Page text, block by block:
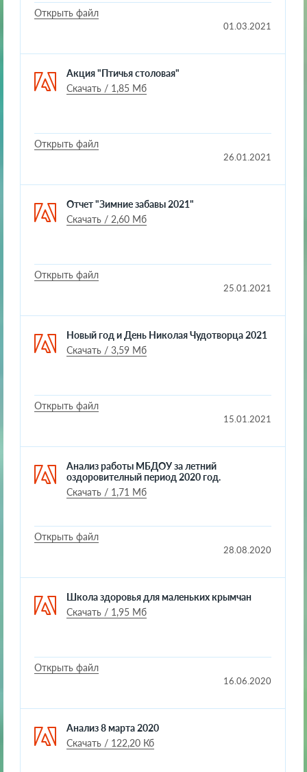
Открыть файл
01.03.2021
Акция "Птичья столовая"
Скачать / 1,85 Мб
Открыть файл
26.01.2021
Отчет "Зимние забавы 2021"
Скачать / 2,60 Мб
Открыть файл
25.01.2021
Новый год и День Николая Чудотворца 2021
Скачать / 3,59 Мб
Открыть файл
15.01.2021
Анализ работы МБДОУ за летний
оздоровителный период 2020 год.
Скачать / 1,71 Мб
Открыть файл
28.08.2020
Школа здоровья для маленьких крымчан
Скачать / 1,95 Мб
Открыть файл
16.06.2020
Анализ 8 марта 2020
Скачать / 122,20 Кб